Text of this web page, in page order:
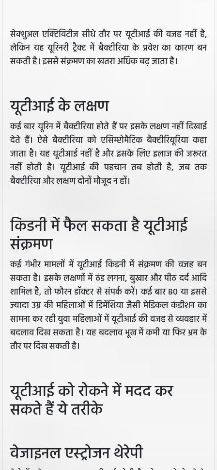
सेक्शुअल एक्टिविटीज सीधे तौर पर यूटीआई की वजह नहीं है,
लेकिन यह यूरिनरी ट्रैक्ट में बैक्टीरिया के प्रवेश का कारण बन
सकती है। इससे संक्रमण का खतरा अधिक बढ़ जाता है।
यूटीआई के लक्षण
कई बार यूरिन में बैक्टीरिया होते हैं पर इसके लक्षण नहीं दिखाई
देते हैं। ऐसे बैक्टीरिया को एसिम्प्टोमैटिक बैक्टीरियूरिया कहा
जाता है। यह यूटीआई नहीं है और इसके लिए इलाज की जरूरत
नहीं होती है। यूटीआई की पहचान तब होती है, जब तक
बैक्टीरिया और लक्षण दोनों मौजूद न हों।
किडनी में फैल सकता है यूटीआई
संक्रमण
कई गंभीर मामलों में यूटीआई किडनी में संक्रमण की वजह बन
सकता है। इसके लक्षणों में ठंड लगना, बुखार और पीठ दर्द आदि
शामिल है, तो फौरन डॉक्टर से संपर्क करें। कई बार 80 या इससे
ज्यादा उम्र की महिलाओं में डिमेंशिया जैसी मेडिकल कंडीशन का
सामना कर रही युवा महिलाओं में यूटीआई की वजह से व्यवहार में
बदलाव दिख सकता है। यह बदलाव भूख में कमी या फिर भ्रम के
तौर पर दिख सकती है।
यूटीआई को रोकने में मदद कर
सकते हैं ये तरीके
वेजाइनल एस्ट्रोजन थेरेपी